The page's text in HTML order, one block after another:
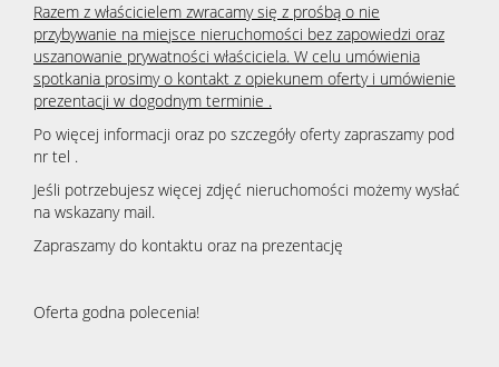
Razem z właścicielem zwracamy się z prośbą o nie
przybywanie na miejsce nieruchomości bez zapowiedzi oraz
uszanowanie prywatności właściciela. W celu umówienia
spotkania prosimy o kontakt z opiekunem oferty i umówienie
prezentacji w dogodnym terminie .
Po więcej informacji oraz po szczegóły oferty zapraszamy pod
nr tel .
Jeśli potrzebujesz więcej zdjęć nieruchomości możemy wysłać
na wskazany mail.
Zapraszamy do kontaktu oraz na prezentację
Oferta godna polecenia!